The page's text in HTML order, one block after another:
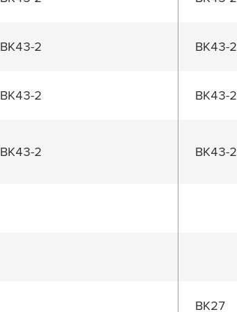
BK43-2 BK43-2
BK43-2 BK43-2
BK43-2 BK43-2
BK27